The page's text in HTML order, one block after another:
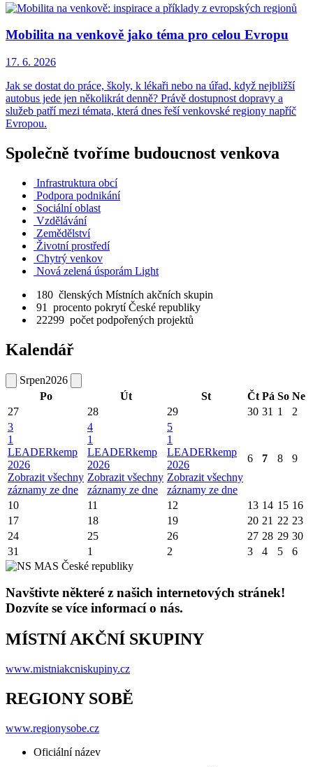
Mobilita na venkově jako téma pro celou Evropu
17. 6. 2026
Jak se dostat do práce, školy, k lékaři nebo na úřad, když nejbližší
autobus jede jen několikrát denně? Právě dostupnost dopravy a
služeb patří mezi témata, která dnes řeší venkovské regiony napříč
Evropou.
Společně tvoříme budoucnost venkova
Infrastruktura obcí
Podpora podnikání
Sociální oblast
Vzdělávání
Zemědělství
Životní prostředí
Chytrý venkov
Nová zelená úsporám Light
180 členských Místních akčních skupin
91
procento pokrytí České republiky
22299 počet podpořených projektů
Kalendář
Srpen2026
Po
Út St Čt Pá So Ne
27
28 29 30 31 1
2
3
1
LEADERkemp
2026
Zobrazit všechny
záznamy ze dne
4
1
LEADERkemp
2026
Zobrazit všechny
záznamy ze dne
5
1
LEADERkemp
2026
Zobrazit všechny
záznamy ze dne
6 7 8 9
10 11 12 13 14 15 16
17
18 19 20 21 22 23
24
25 26 27 28 29 30
31
1 2 3 4 5 6
Navštivte některé z našich internetových stránek!
Dozvíte se více informací o nás.
MÍSTNÍ AKČNÍ SKUPINY
www.mistniakcniskupiny.cz
REGIONY SOBĚ
www.regionysobe.cz
Oficiální název